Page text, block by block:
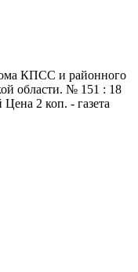
КПСС и районного
области. № 151 : 18
2 коп. - газета